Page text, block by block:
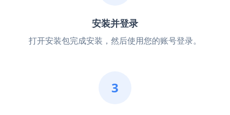
安装并登录
打开安装包完成安装，然后使用您的账号登录。
3